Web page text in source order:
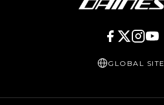
GLOBAL SITE